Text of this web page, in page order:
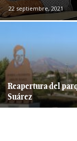
22 septiembre, 2021
Reapertura del
Suárez